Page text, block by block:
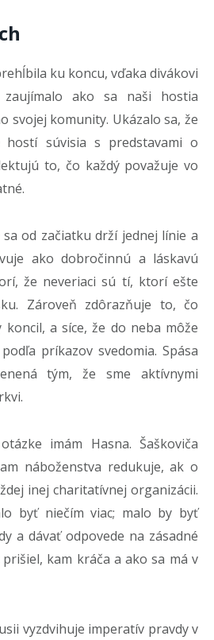
ku koncu, vďaka divákovi
ako sa naši hostia
svojej komunity. Ukázalo sa, že
hostí súvisia s predstavami o
to, čo každý považuje vo
od začiatku drží jednej línie a
ako dobročinnú a láskavú
že neveriaci sú tí, ktorí ešte
Zároveň zdôrazňuje to, čo
koncil, a síce, že do neba môže
príkazov svedomia. Spása
tým, že sme aktívnymi
imám Hasna. Šaškoviča
náboženstva redukuje, ak o
inej charitatívnej organizácii.
byť niečím viac; malo by byť
a dávať odpovede na zásadné
kam kráča a ako sa má v
vyzdvihuje imperatív pravdy v